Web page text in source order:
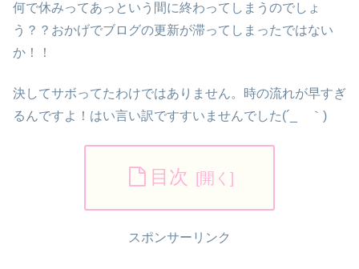
何で休みってあっという間に終わってしまうのでしょ
う？？おかげでブログの更新が滞ってしまったではない
か！！
決してサボってたわけではありません。時の流れが早すぎ
るんですよ！はい言い訳ですすいませんでした(´_ゝ｀)
目次
スポンサーリンク